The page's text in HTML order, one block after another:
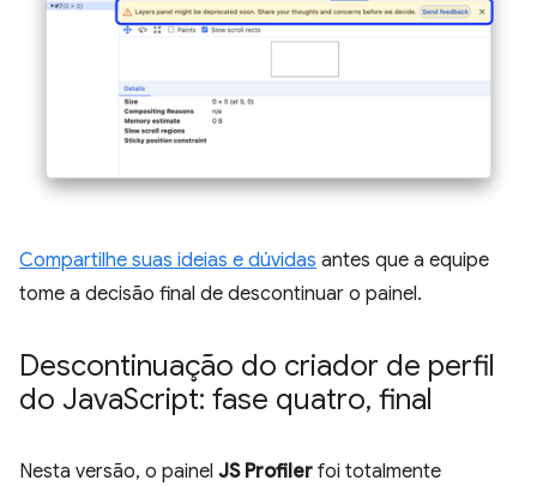
Compartilhe suas ideias e dúvidas antes que a equipe
tome a decisão final de descontinuar o painel.
Descontinuação do criador de perfil
do JavaScript: fase quatro, final
Nesta versão, o painel JS Profiler foi totalmente